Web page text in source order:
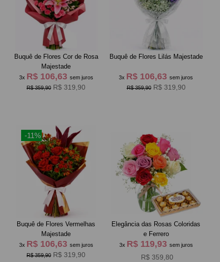
Buquê de Flores Cor de Rosa
Majestade
3x R$ 106,63 sem juros
R$ 359,90 R$ 319,90
Buquê de Flores Lilás Majestade
3x R$ 106,63sem juros
R$ 359,90 R$ 319,90
-11%
Buquê de Flores Vermelhas
Majestade
3x R$ 106,63 sem juros
R$ 359,90 R$ 319,90
Elegância das Rosas Coloridas
e Ferrero
3x R$ 119,93 sem juros
R$ 359,80